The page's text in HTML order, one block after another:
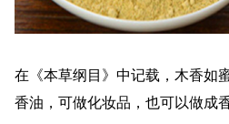
在《本草纲目》中记载，木香如
香油，可做化妆品，也可以做成香